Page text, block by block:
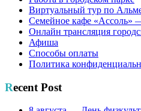
Виртуальный тур по
Семейное кафе «Ассоль»
Онлайн трансляция
Афиша
Способы оплаты
Политика
Recent Post